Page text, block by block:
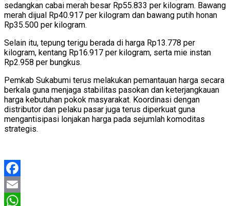
sedangkan cabai merah besar Rp55.833 per kilogram. Bawang
merah dijual Rp40.917 per kilogram dan bawang putih honan
Rp35.500 per kilogram.
Selain itu, tepung terigu berada di harga Rp13.778 per
kilogram, kentang Rp16.917 per kilogram, serta mie instan
Rp2.958 per bungkus.
Pemkab Sukabumi terus melakukan pemantauan harga secara
berkala guna menjaga stabilitas pasokan dan keterjangkauan
harga kebutuhan pokok masyarakat. Koordinasi dengan
distributor dan pelaku pasar juga terus diperkuat guna
mengantisipasi lonjakan harga pada sejumlah komoditas
strategis.
Facebook
Email